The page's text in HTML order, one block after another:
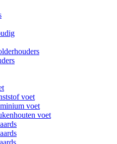
voet
voet
voet